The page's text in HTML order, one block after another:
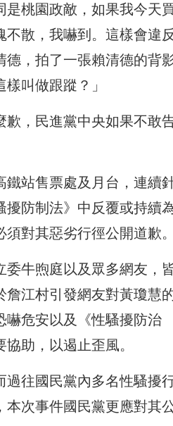
是桃園政敵，如果我今天
散，我嚇到。這樣會違
，拍了一張賴清德的背
叫做跟蹤？」
歉，民進黨中央如果不敢
鐵站售票處及月台，連續
防制法》中反覆或持續
對其惡劣行徑公開道歉。
牛煦庭以及眾多網友，
江村引發網友對黃瓊慧
嚇危安以及《性騷擾防治
助，以遏止歪風。
往國民黨內多名性騷擾
本次事件國民黨更應對其